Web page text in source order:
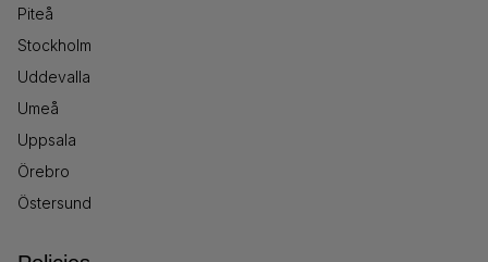
Piteå
Stockholm
Uddevalla
Umeå
Uppsala
Örebro
Östersund